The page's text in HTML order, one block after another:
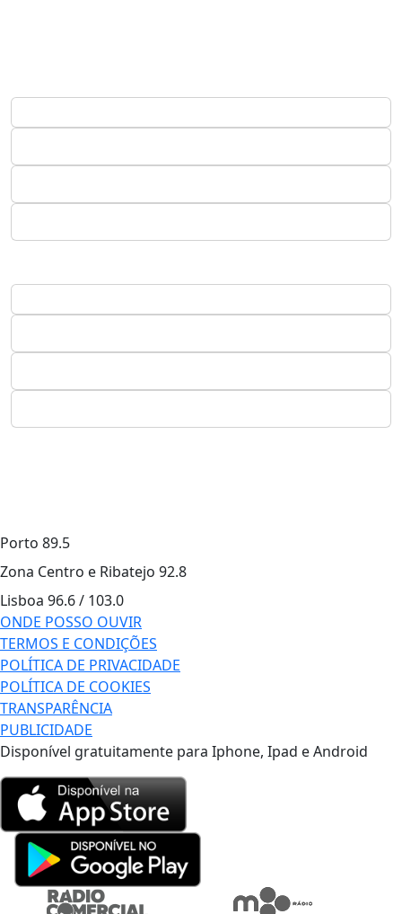
Porto 89.5
Zona Centro e Ribatejo 92.8
Lisboa 96.6 / 103.0
ONDE POSSO OUVIR
TERMOS E CONDIÇÕES
POLÍTICA DE PRIVACIDADE
POLÍTICA DE COOKIES
TRANSPARÊNCIA
PUBLICIDADE
Disponível gratuitamente para Iphone, Ipad e Android